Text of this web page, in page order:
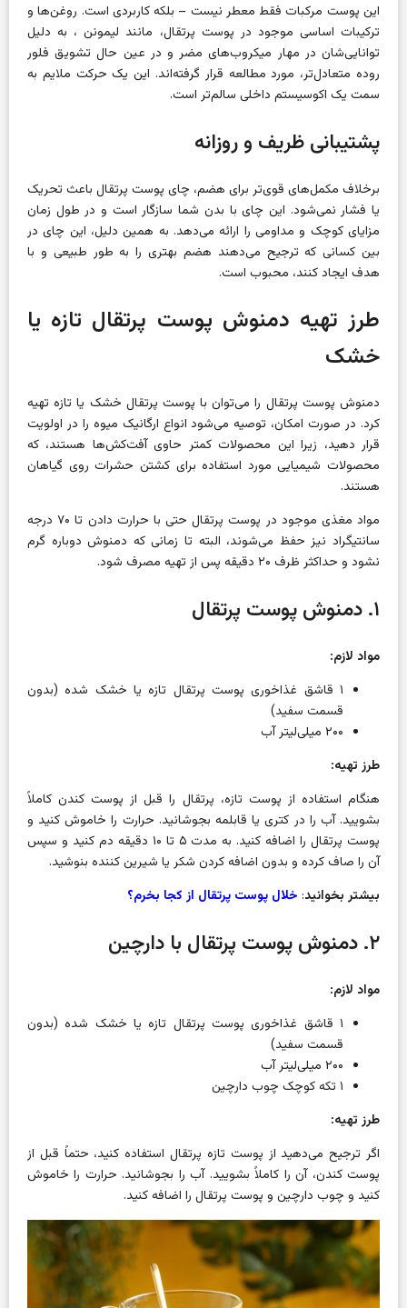
این پوست مرکبات فقط معطر نیست – بلکه کاربردی است. روغن‌ها و
ترکیبات اساسی موجود در پوست پرتقال، مانند لیمونن، به دلیل
توانایی‌شان در مهار میکروب‌های مضر و در عین حال تشویق فلور
روده متعادل‌تر، مورد مطالعه قرار گرفته‌اند. این یک حرکت ملایم به
سمت یک اکوسیستم داخلی سالم‌تر است.
پشتیبانی ظریف و روزانه
برخلاف مکمل‌های قوی‌تر برای هضم، چای پوست پرتقال باعث تحریک
یا فشار نمی‌شود. این چای با بدن شما سازگار است و در طول زمان
مزایای کوچک و مداومی را ارائه می‌دهد. به همین دلیل، این چای در
بین کسانی که ترجیح می‌دهند هضم بهتری را به طور طبیعی و با
هدف ایجاد کنند، محبوب است.
طرز تهیه دمنوش پوست پرتقال تازه یا
خشک
دمنوش پوست پرتقال را می‌توان با پوست پرتقال خشک یا تازه تهیه
کرد. در صورت امکان، توصیه می‌شود انواع ارگانیک میوه را در اولویت
قرار دهید، زیرا این محصولات کمتر حاوی آفت‌کش‌ها هستند، که
محصولات شیمیایی مورد استفاده برای کشتن حشرات روی گیاهان
هستند.
مواد مغذی موجود در پوست پرتقال حتی با حرارت دادن تا ۷۰ درجه
سانتیگراد نیز حفظ می‌شوند، البته تا زمانی که دمنوش دوباره گرم
نشود و حداکثر ظرف ۲۰ دقیقه پس از تهیه مصرف شود.
۱. دمنوش پوست پرتقال
مواد لازم:
۱ قاشق غذاخوری پوست پرتقال تازه یا خشک شده (بدون
قسمت سفید)
۲۰۰ میلی‌لیتر آب
طرز تهیه:
هنگام استفاده از پوست تازه، پرتقال را قبل از پوست کندن کاملاً
بشویید. آب را در کتری یا قابلمه بجوشانید. حرارت را خاموش کنید و
پوست پرتقال را اضافه کنید. به مدت ۵ تا ۱۰ دقیقه دم کنید و سپس
آن را صاف کرده و بدون اضافه کردن شکر یا شیرین کننده بنوشید.
بیشتر بخوانید: خلال پوست پرتقال از کجا بخرم؟
۲. دمنوش پوست پرتقال با دارچین
مواد لازم:
۱ قاشق غذاخوری پوست پرتقال تازه یا خشک شده (بدون
قسمت سفید)
۲۰۰ میلی‌لیتر آب
۱ تکه کوچک چوب دارچین
طرز تهیه:
اگر ترجیح می‌دهید از پوست تازه پرتقال استفاده کنید، حتماً قبل از
پوست کندن، آن را کاملاً بشویید. آب را بجوشانید. حرارت را خاموش
کنید و چوب دارچین و پوست پرتقال را اضافه کنید.